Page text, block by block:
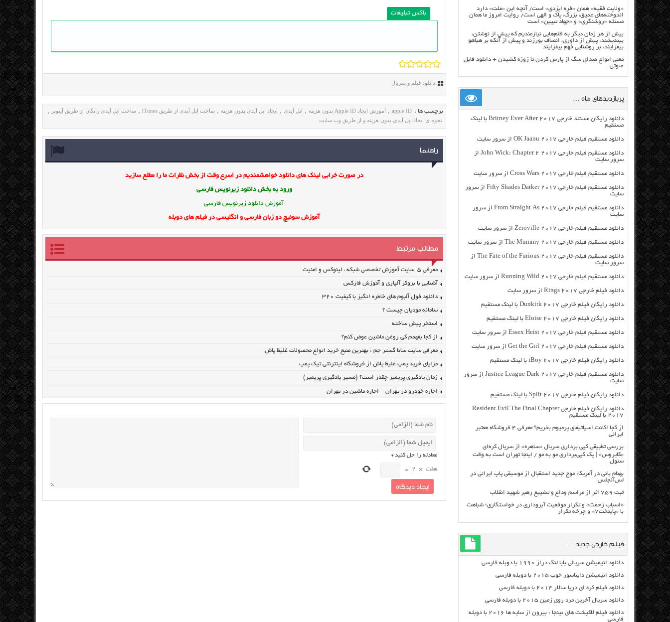
باکس تبلیغات
دانلود فیلم و سریال
برچسب ها : apple ID
, آموزش ایجاد Apple ID بدون هزینه , اپل آیدی , ایجاد اپل آیدی بدون هزینه , ساخت اپل آیدی از طریق iTunes , ساخت اپل آیدی رایگان از طریق آیتونز ,
نحوه ی ایجاد اپل آیدی بدون هزینه و از طریق وب سایت
راهنما
در صورت خرابی لینک های دانلود خواهشمندیم در اسرع وقت از بخش نظرات ما را مطلع سازید
ورود به بخش دانلود زیرنویس فارسی
آموزش دانلود زیرنویس فارسی
آموزش سوئیچ دو زبان فارسی و انگلیسی در فیلم های دوبله
مطالب مرتبط
معرفی ۵ سایت آموزش تخصصی شبکه ، لینوکس و امنیت
آشنایی با بروکر آلپاری و آموزش فارکس
دانلود فول آلبوم های خاطره انگیز با کیفیت ۳۲۰
سامانه مودیان چیست ؟
استخر پیش ساخته
از کجا بفهمم کی روغن ماشین عوض کنم؟
معرفی سایت سانا گستر جم : بهترین منبع خرید انواع محصولات غلیظ پاش
مزایای خرید پمپ غلیظ پاش از فروشگاه اینترنتی تیک پمپ
زمان یادگیری پریمیر چقدر است؟ (مسیر یادگیری پریمیر)
اجاره خودرو در تهران – اجاره ماشین در تهران
معادله را حل کنید*
هفت ×
2
=
«ولایت فقیه» همان «فره ایزدی» است/ آنچه این «ملت» دارد
اندوخته‌های عمیق، بزرگ، پاک و الهی است/ روایت امروز ما همان
مسئله «روشنگری» و «جهاد تبیین» است
بیش از هر زمان دیگر به قلم‌هایی نیازمندیم که پیش از نوشتن،
بیندیشند؛ پیش از داوری، انصاف بورزند و پیش از آنکه بر هیاهو
بیفزایند، بر روشنایی فهم بیفزایند
معنی انواع صدای سگ از پارس کردن تا زوزه کشیدن + دانلود فایل
صوتی
پربازدیدهای ماه …
دانلود رایگان مسنتد خارجی Britney Ever After 2017 با لینک
مستقیم
دانلود مستقیم فیلم خارجی OK Jaanu 2017 از سرور سایت
دانلود مستقیم فیلم خارجی John Wick: Chapter 2 2017 از
سرور سایت
دانلود مستقیم فیلم خارجی Cross Wars 2017 از سرور سایت
دانلود مستقیم فیلم خارجی Fifty Shades Darker 2017 از سرور
سایت
دانلود مستقیم فیلم خارجی From Straight As 2017 از سرور
سایت
دانلود مستقیم فیلم خارجی Zeroville 2017 از سرور سایت
دانلود مستقیم فیلم خارجی The Mummy 2017 از سرور سایت
دانلود مستقیم فیلم خارجی The Fate of the Furious 2017 از
سرور سایت
دانلود مستقیم فیلم خارجی Running Wild 2017 از سرور سایت
دانلود فیلم خارجی Rings 2017 از سرور سایت
دانلود رایگان فیلم خارجی Dunkirk 2017 با لینک مستقیم
دانلود رایگان فیلم خارجی Eloise 2017 با لینک مستقیم
دانلود مستقیم فیلم خارجی Essex Heist 2017 از سرور سایت
دانلود مستقیم فیلم خارجی Get the Girl 2017 از سرور سایت
دانلود رایگان فیلم خارجی iBoy 2017 با لینک مستقیم
دانلود مستقیم فیلم خارجی Justice League Dark 2017 از سرور
سایت
دانلود رایگان فیلم خارجی Split 2017 با لینک مستقیم
دانلود رایگان فیلم خارجی Resident Evil The Final Chapter
2017 با لینک مستقیم
از کجا اکانت اسپاتیفای پرمیوم بخریم؟ معرفی ۴ فروشگاه معتبر
ایرانی
بررسی تطبیقی کپی برداری سریال «ساهره» از سریال کره‌ای
«کایروس» | یک کپی‌برداری مو به مو / اینجا تهران است به وقت
سئول
بهنام بانی در آمریکا: موج جدید استقبال از موسیقی پاپ ایرانی در
لس‌آنجلس
ثبت ۷۵۹ اثر از مراسم وداع و تشییع رهبر شهید انقلاب
«اسباب زحمت» و تکرار موقعیت آبروداری در خواستگاری؛ شباهت
با «پایتخت۷» و چرخه تکرار
فیلم خارجی جدید …
دانلود انیمیشن سریالی بابا لنگ دراز ۱۹۹۰ با دوبله فارسی
دانلود انیمیشن دایناسور خوب ۲۰۱۵ با دوبله فارسی
دانلود فیلم کره ای دریا سالار ۲۰۱۴ با دوبله فارسی
دانلود سریال آخرین مرد روی زمین ۲۰۱۵ با دوبله فارسی
دانلود فیلم لاکپشت های نینجا : بیرون از سایه ها ۲۰۱۶ با دوبله
فارسی